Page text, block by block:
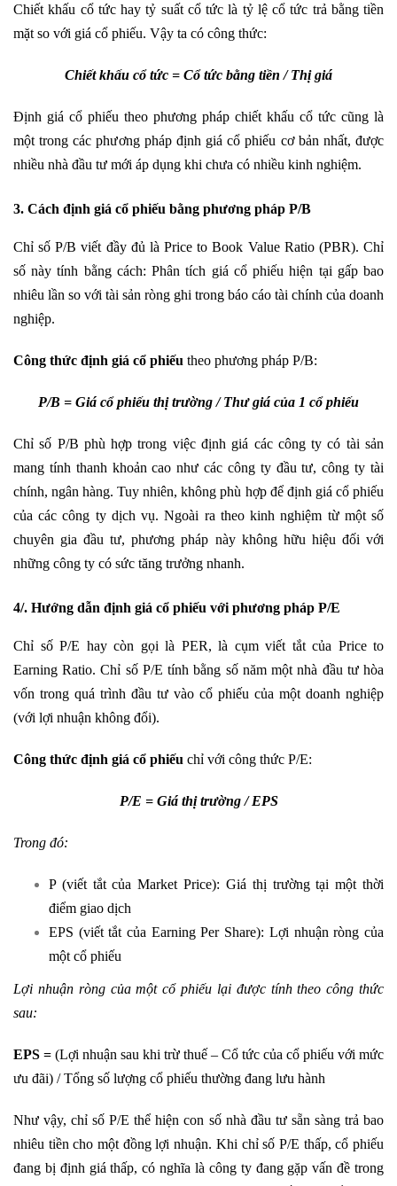
Chiết khấu cổ tức hay tỷ suất cổ tức là tỷ lệ cổ tức trả bằng tiền
mặt so với giá cổ phiếu. Vậy ta có công thức:
Chiết khấu cổ tức = Cổ tức bằng tiền / Thị giá
Định giá cổ phiếu theo phương pháp chiết khấu cổ tức cũng là
một trong các phương pháp định giá cổ phiếu cơ bản nhất, được
nhiều nhà đầu tư mới áp dụng khi chưa có nhiều kinh nghiệm.
3. Cách định giá cổ phiếu bằng phương pháp P/B
Chỉ số P/B viết đầy đủ là Price to Book Value Ratio (PBR). Chỉ
số này tính bằng cách: Phân tích giá cổ phiếu hiện tại gấp bao
nhiêu lần so với tài sản ròng ghi trong báo cáo tài chính của doanh
nghiệp.
Công thức định giá cổ phiếu theo phương pháp P/B:
P/B = Giá cổ phiếu thị trường / Thư giá của 1 cổ phiếu
Chỉ số P/B phù hợp trong việc định giá các công ty có tài sản
mang tính thanh khoản cao như các công ty đầu tư, công ty tài
chính, ngân hàng. Tuy nhiên, không phù hợp để định giá cổ phiếu
của các công ty dịch vụ. Ngoài ra theo kinh nghiệm từ một số
chuyên gia đầu tư, phương pháp này không hữu hiệu đối với
những công ty có sức tăng trưởng nhanh.
4/. Hướng dẫn định giá cổ phiếu với phương pháp P/E
Chỉ số P/E hay còn gọi là PER, là cụm viết tắt của Price to
Earning Ratio. Chỉ số P/E tính bằng số năm một nhà đầu tư hòa
vốn trong quá trình đầu tư vào cổ phiếu của một doanh nghiệp
(với lợi nhuận không đổi).
Công thức định giá cổ phiếu chỉ với công thức P/E:
P/E = Giá thị trường / EPS
Trong đó:
P (viết tắt của Market Price): Giá thị trường tại một thời
điểm giao dịch
EPS (viết tắt của Earning Per Share): Lợi nhuận ròng của
một cổ phiếu
Lợi nhuận ròngcủa một cổ phiếu lại được tính theo công thức
sau:
EPS = (Lợi nhuận sau khi trừ thuế – Cổ tức của cổ phiếu với mức
ưu đãi) / Tổng số lượng cổ phiếu thường đang lưu hành
Như vậy, chỉ số P/E thể hiện con số nhà đầu tư sẵn sàng trả bao
nhiêu tiền cho một đồng lợi nhuận. Khi chỉ số P/E thấp, cổ phiếu
đang bị định giá thấp, có nghĩa là công ty đang gặp vấn đề trong